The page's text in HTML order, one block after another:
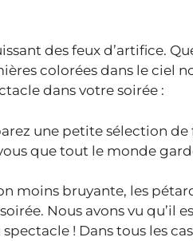
des feux d’artifice.
colorées dans le ciel
dans votre soirée :
une petite sélection de
que tout le monde
moins bruyante, les
Nous avons vu qu’il
! Dans tous les